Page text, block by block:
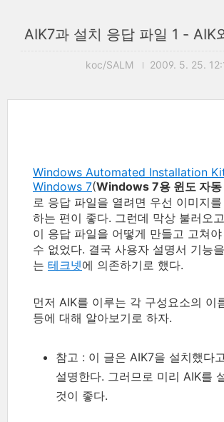
AIK7과 설치 응답 파일 1 - AIK
koc/SALM 2009. 5. 25.
Windows Automated Installation
Windows 7(Windows 7용 윈도 자동
로 응답 파일을 열려면 우선 이미지
하는 편이 좋다. 그런데 막상 불러오
이 응답 파일을 어떻게 만들고 고쳐
수 없었다. 결국 사용자 설명서 기능
는 테크넷에 의존하기로 했다.
먼저 AIK를 이루는 각 구성요소의 이
등에 대해 알아보기로 하자.
참고 : 이 글은 AIK7을 설치했다
설명한다. 그러므로 미리 AIK를
것이 좋다.